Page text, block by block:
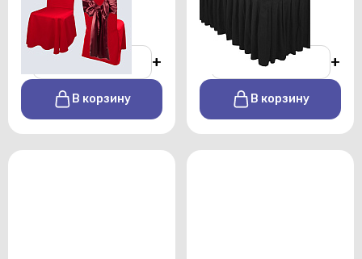
От 100 р./сутки
+
В корзину
От 1000 р./сутки
+
В корзину